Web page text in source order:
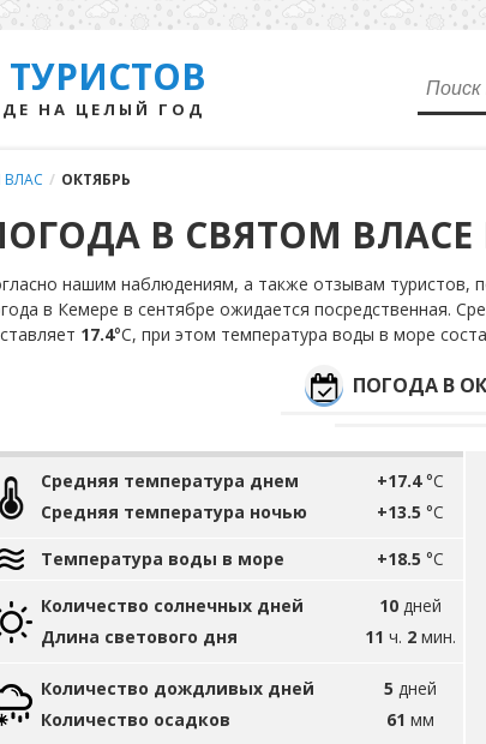
НА ЦЕЛЫЙ ГОД
ВЛАС / ОКТЯБРЬ
В СВЯТОМ ВЛАСЕ
нашим наблюдениям, а также отзывам туристов,
в Кемере в сентябре ожидается посредственная.
17.4°С, при этом температура воды в море
ПОГОДА В
Средняя температура днем
Средняя температура ночью
+17.4°C
+13.5 °C
Температура воды в море +18.5 °C
Количество солнечных дней
Длина светового дня
10 дней
11 ч. 2 мин.
Количество дождливых дней
Количество осадков
5 дней
61 мм